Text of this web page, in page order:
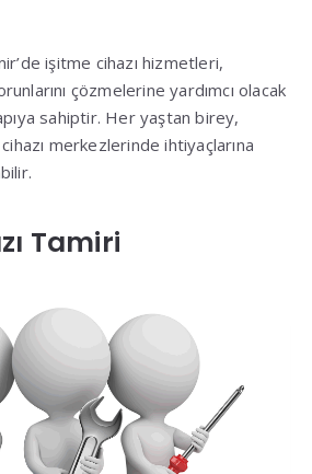
işitme cihazı hizmetleri,
çözmelerine yardımcı olacak
sahiptir. Her yaştan birey,
merkezlerinde ihtiyaçlarına
Tamiri